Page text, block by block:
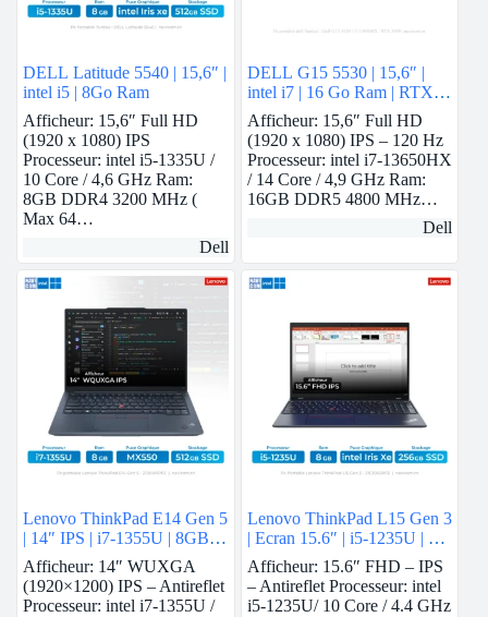
DELL Latitude 5540 | 15,6″ |
intel i5 | 8Go Ram
Afficheur: 15,6″ Full HD
(1920 x 1080) IPS
Processeur: intel i5-1335U /
10 Core / 4,6 GHz Ram:
8GB DDR4 3200 MHz (
Max 64…
Dell
DELL G15 5530 | 15,6″ |
intel i7 | 16 Go Ram | RTX
3050
Afficheur: 15,6″ Full HD
(1920 x 1080) IPS – 120 Hz
Processeur: intel i7-13650HX
/ 14 Core / 4,9 GHz Ram:
16GB DDR5 4800 MHz…
Dell
Lenovo ThinkPad E14 Gen 5
| 14″ IPS | i7-1355U | 8GB
Ram | Nvidia MX550 | 512
GB SSD
Afficheur: 14″ WUXGA
(1920×1200) IPS – Antireflet
Processeur: intel i7-1355U /
Lenovo ThinkPad L15 Gen 3
| Ecran 15.6″ | i5-1235U | 8
GB Ram | intel Iris Xe | 256
GB SSD
Afficheur: 15.6″ FHD – IPS
– Antireflet Processeur: intel
i5-1235U/ 10 Core / 4.4 GHz